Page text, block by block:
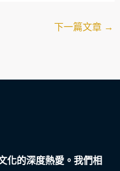
下一篇文章 →
的深度熱愛。我們相